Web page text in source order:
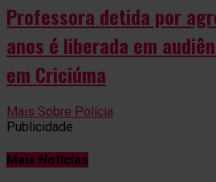
Professora detida por
anos é liberada em
em Criciúma
Mais Sobre Polícia
Publicidade
Mais Notícias